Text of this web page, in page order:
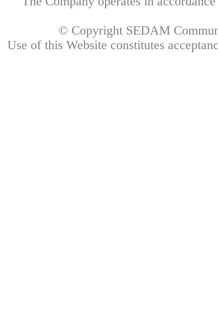
© Copyright SEDAM
Use of this Website constitutes